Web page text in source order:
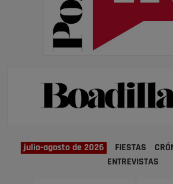
julio-agosto de 2026 FIESTAS
ENTREVISTAS